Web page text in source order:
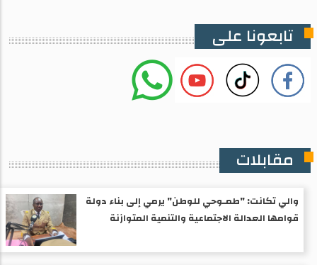
تابعونا على
مقابلات
والي تكانت: "طمـوحي للوطن" يرمي إلى بناء دولة
قوامها العدالة الاجتماعية والتنمية المتوازنة